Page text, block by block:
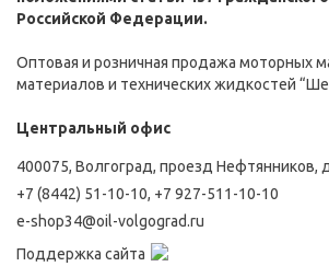
Российской Федерации.
Оптовая и розничная продажа моторных
материалов и технических жидкостей
Центральный офис
400075, Волгоград, проезд Нефтянников,
+7 (8442) 51-10-10, +7 927-511-10-10
e-shop34@oil-volgograd.ru
Поддержка сайта